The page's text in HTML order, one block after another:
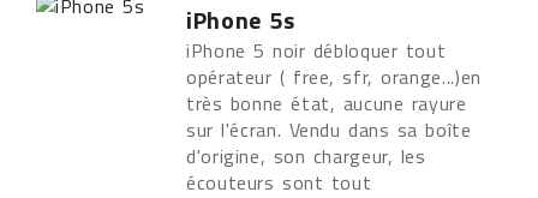
iPhone 5s
iPhone 5 noir débloquer tout
opérateur ( free, sfr, orange...)en
très bonne état, aucune rayure
sur l'écran. Vendu dans sa boîte
d'origine, son chargeur, les
écouteurs sont tout